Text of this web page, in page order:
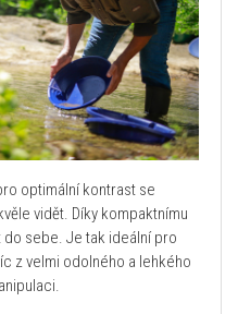
optimální kontrast se
vidět. Díky kompaktnímu
sebe. Je tak ideální pro
z velmi odolného a lehkého